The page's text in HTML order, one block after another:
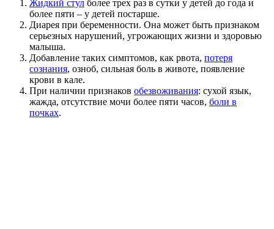
Жидкий стул более трех раз в сутки у детей до года и
более пяти – у детей постарше.
Диарея при беременности. Она может быть признаком
серьезных нарушений, угрожающих жизни и здоровью
малыша.
Добавление таких симптомов, как рвота, потеря
сознания, озноб, сильная боль в животе, появление
крови в кале.
При наличии признаков обезвоживания: сухой язык,
жажда, отсутствие мочи более пяти часов, боли в
почках.